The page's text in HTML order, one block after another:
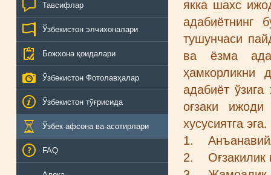
Тавсифлар
Ўзбекистон элчихоналари
Божхона қоидалари
Ўзбекистон Фотолавҳалар
Ўзбекистон тўғрисида
Ўзбек афсона ва асотирлари
FAQ
якка шахс
адабиётнинг
тушунчаси
ва ёзма
ҳамкорликни
адабиёт
оғзаки
хусусиятга
1.
2. Оғзакилик